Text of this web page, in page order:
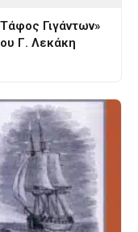
Γιγάντων»
Γ. Λεκάκη